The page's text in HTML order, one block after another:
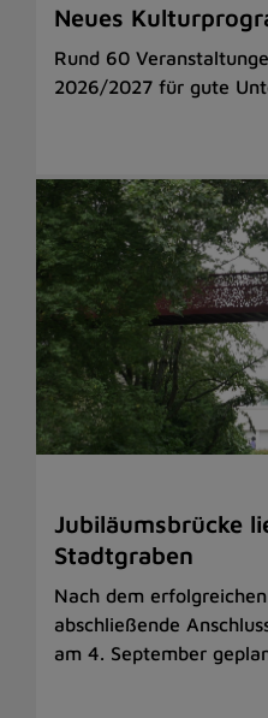
Neues
Rund 60
2026/2027 für gute
Jubiläumsbrücke
Stadtgraben
Nach dem
abschließende
am 4. September